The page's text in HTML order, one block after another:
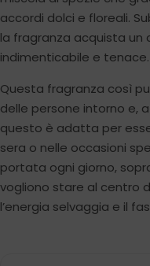
accordi dolci e floreali.
la fragranza acquista
indimenticabile e tenace.
Questa fragranza così
delle persone intorno e,
questo è adatta per
sera o nelle occasioni
portata ogni giorno,
vogliono stare al centro
l’energia selvaggia e il